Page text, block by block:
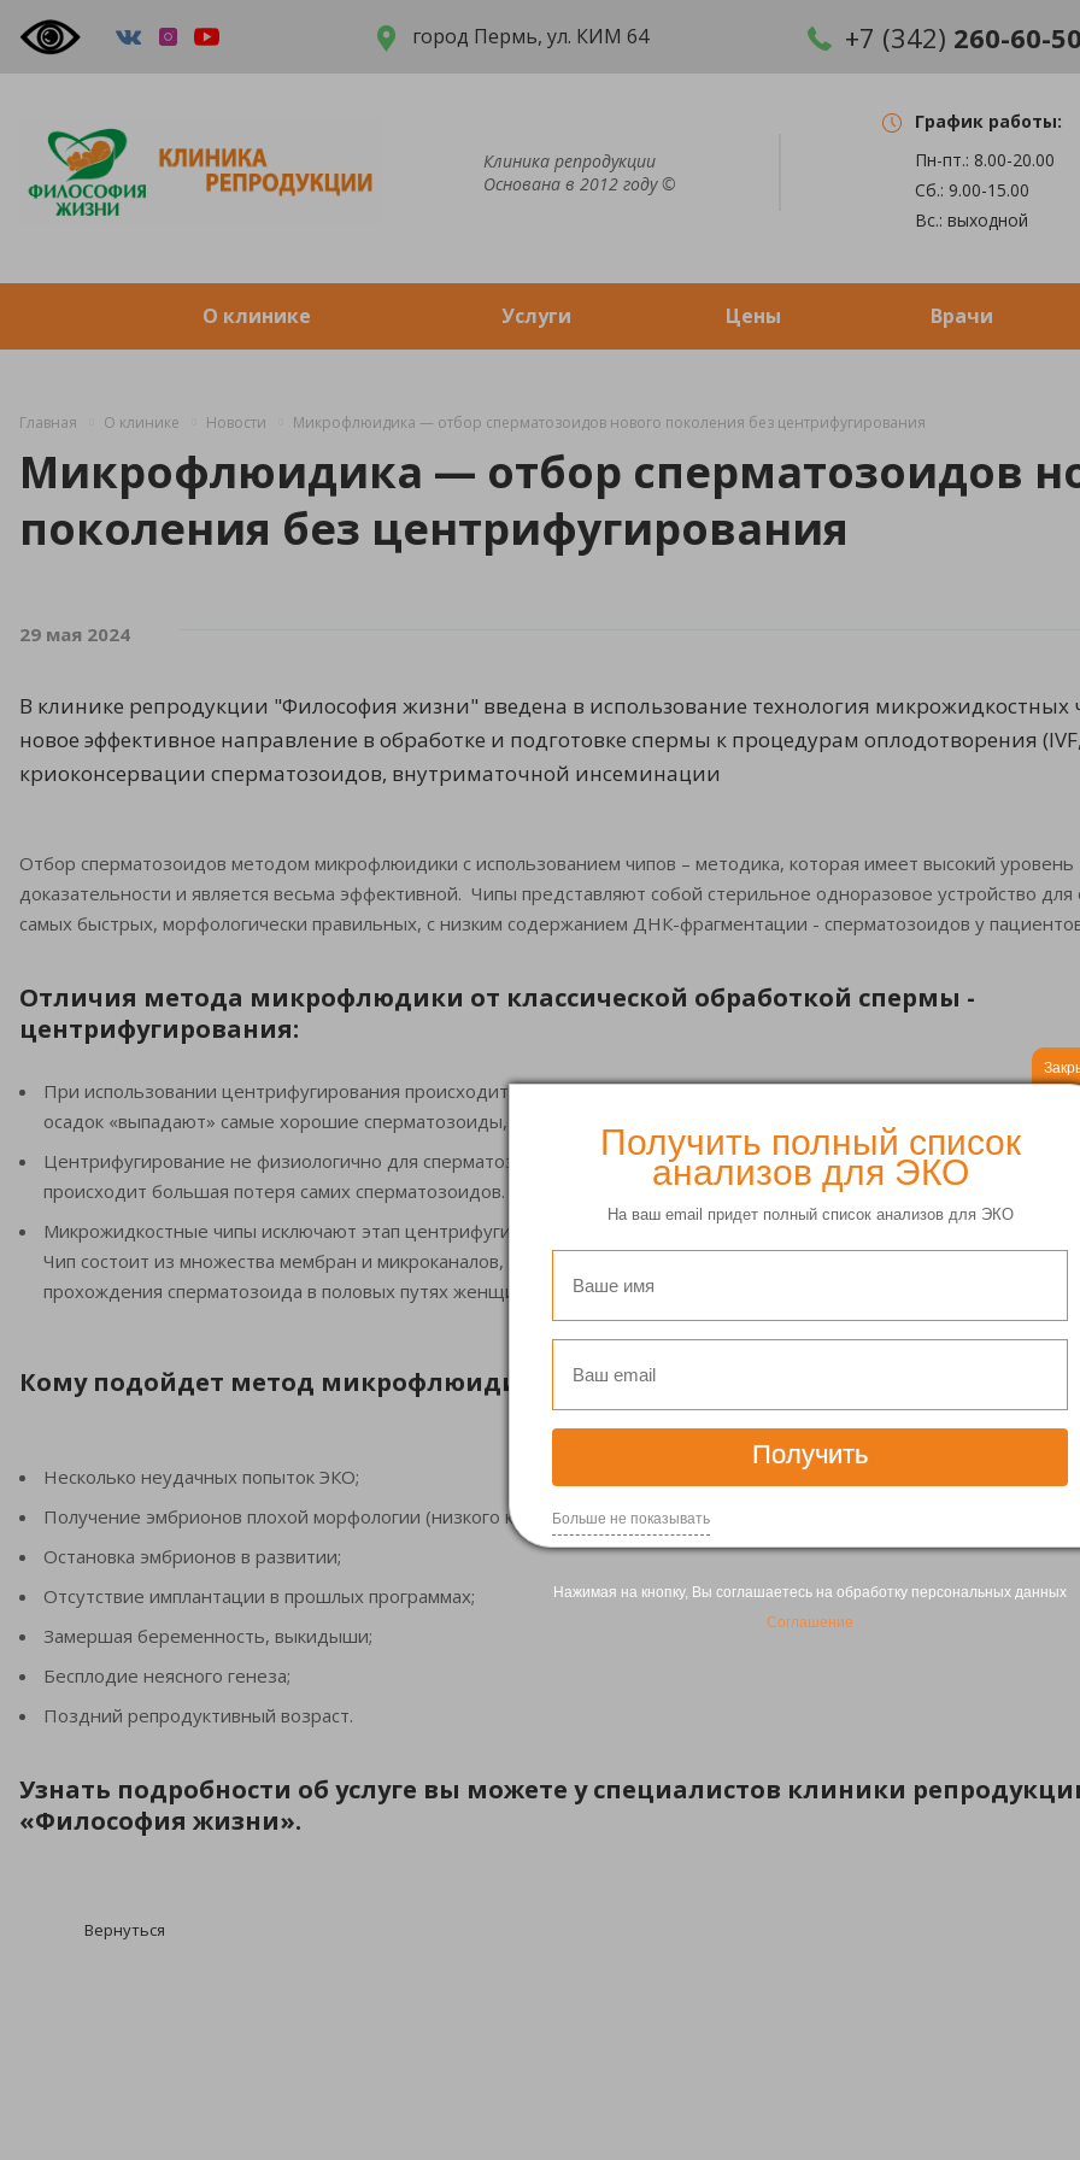
Получить полный список
анализов для ЭКО
На ваш email придет полный список анализов для ЭКО
Получить
Больше не показывать
Нажимая на кнопку, Вы соглашаетесь на обработку персональных данных
Соглашение
город Пермь, ул. КИМ 64 +7 (342) 260-60-
Клиника репродукции
Основана в 2012 году ©
График работы:
Пн-пт.: 8.00-20.00
Сб.: 9.00-15.00
Вс.: выходной
О клинике Услуги Цены Врачи
Главная О клинике Новости Микрофлюидика — отбор сперматозоидов нового поколения без центрифугирования
Микрофлюидика — отбор сперматозоидов
поколения без центрифугирования
29 мая 2024
В клинике репродукции "Философия жизни" введена в использование технология микрожидкостных
новое эффективное направление в обработке и подготовке спермы к процедурам оплодотворения (IVF,
криоконсервации сперматозоидов, внутриматочной инсеминации
Отбор сперматозоидов методом микрофлюидики с использованием чипов – методика, которая имеет высокий уровень
доказательности и является весьма эффективной. Чипы представляют собой стерильное одноразовое устройство для
самых быстрых, морфологически правильных, с низким содержанием ДНК-фрагментации - сперматозоидов у
Отличия метода микрофлюдики от классической обработкой спермы -
центрифугирования:
При использовании центрифугирования происходит просеивание сперматозоидов через специальные градиенты
осадок «выпадают» самые хорошие сперматозоиды, которые мы в дальнейшем отбираем.
Центрифугирование не физиологично для сперматозоидов: оказывает негативное влияние на повышение ДНК-
происходит большая потеря самих сперматозоидов.
Микрожидкостные чипы исключают этап центрифугирования.
Чип состоит из множества мембран и микроканалов, имея по сути два отверстия. Данная система пор имитирует
прохождения сперматозоида в половых путях женщины, за счет чего к выходу добираются самые лучшие из лучших.
Кому подойдет метод микрофлюидики
Несколько неудачных попыток ЭКО;
Получение эмбрионов плохой морфологии (низкого качества);
Остановка эмбрионов в развитии;
Отсутствие имплантации в прошлых программах;
Замершая беременность, выкидыши;
Бесплодие неясного генеза;
Поздний репродуктивный возраст.
Узнать подробности об услуге вы можете у специалистов клиники
«Философия жизни».
Вернуться